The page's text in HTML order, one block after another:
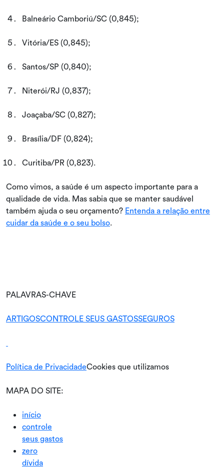
Balneário Camboriú/SC (0,845);
Vitória/ES (0,845);
Santos/SP (0,840);
Niterói/RJ (0,837);
Joaçaba/SC (0,827);
Brasília/DF (0,824);
Curitiba/PR (0,823).
Como vimos, a saúde é um aspecto importante para a
qualidade de vida. Mas sabia que se manter saudável
também ajuda o seu orçamento? Entenda a relação entre
cuidar da saúde e o seu bolso.
PALAVRAS-CHAVE
ARTIGOSCONTROLE SEUS GASTOSSEGUROS
Política de PrivacidadeCookies que utilizamos
MAPA DO SITE:
início
controle
seus gastos
zero
dívida